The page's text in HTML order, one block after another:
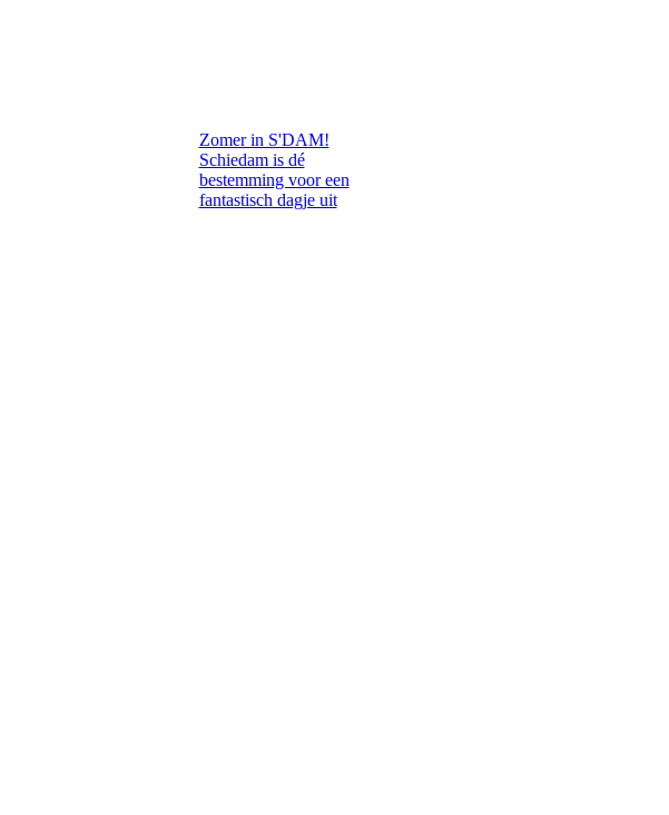
Zomer in S'DAM!
Schiedam is dé
bestemming voor een
fantastisch dagje uit